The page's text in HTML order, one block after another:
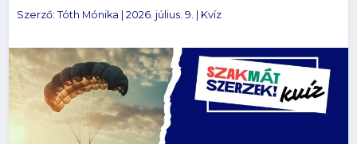
Szerző:Tóth Mónika |2026. július. 9. Kvíz